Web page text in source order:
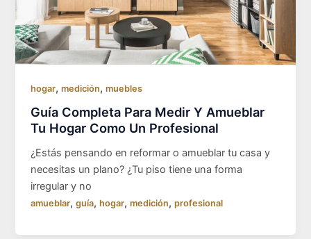
hogar,medición,muebles
Guía Completa Para Medir Y Amueblar
Tu Hogar Como Un Profesional
¿Estás pensando en reformar o amueblar tu casa y
necesitas un plano? ¿Tu piso tiene una forma
irregular y no
amueblar,guía,hogar,medición,profesional